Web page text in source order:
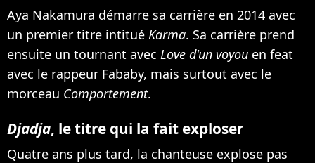
Aya Nakamura démarre sa carrière en 2014 avec
un premier titre intitué Karma. Sa carrière prend
ensuite un tournant avec Love d'un voyou en feat
avec le rappeur Fababy, mais surtout avec le
morceau Comportement.
Djadja, le titre qui la fait exploser
Quatre ans plus tard, la chanteuse explose pas